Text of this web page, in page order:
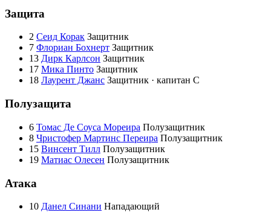
Защита
2 Сеид Корак Защитник
7 Флориан Бохнерт Защитник
13 Дирк Карлсон Защитник
17 Мика Пинто Защитник
18 Лаурент Джанс Защитник · капитан C
Полузащита
6 Томас Де Соуса Мореира Полузащитник
8 Чристофер Мартинс Переира Полузащитник
15 Винсент Тилл Полузащитник
19 Матиас Олесен Полузащитник
Атака
10 Данел Синани Нападающий